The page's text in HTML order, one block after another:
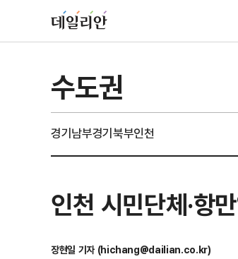
수도권
경기남부경기북부인천
인천 시민단체·항
장현일 기자 (hichang@dailian.co.kr)